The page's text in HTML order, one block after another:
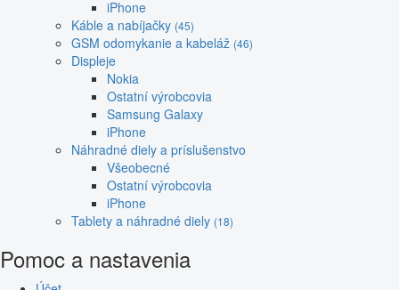
iPhone
Káble a nabíjačky (45)
GSM odomykanie a kabeláž (46)
Displeje
Nokia
Ostatní výrobcovia
Samsung Galaxy
iPhone
Náhradné diely a príslušenstvo
Všeobecné
Ostatní výrobcovia
iPhone
Tablety a náhradné diely (18)
Pomoc a nastavenia